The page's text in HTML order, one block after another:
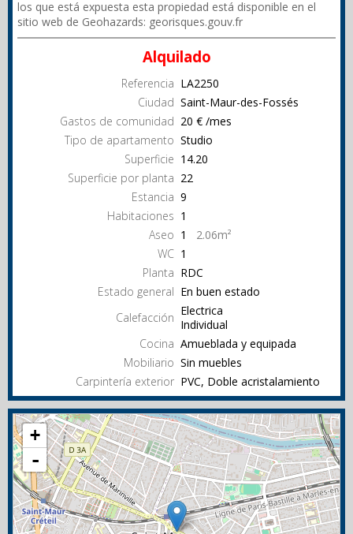
los que está expuesta esta propiedad está disponible en el
sitio web de Geohazards: georisques.gouv.fr
Alquilado
Referencia LA2250
Ciudad Saint-Maur-des-Fossés
Gastos de comunidad 20 € /mes
Tipo de apartamento Studio
Superficie 14.20
Superficie por planta 22
Estancia 9
Habitaciones 1
Aseo 1 2.06m²
WC 1
Planta RDC
Estado general En buen estado
Calefacción Electrica
Individual
Cocina Amueblada y equipada
Mobiliario Sin muebles
Carpintería exterior PVC, Doble acristalamiento
+
-